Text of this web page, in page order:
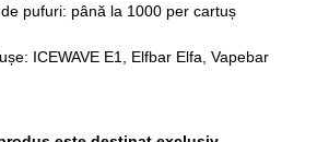
pufuri: până la 1000 per cartuș
ICEWAVE E1, Elfbar Elfa, Vapebar